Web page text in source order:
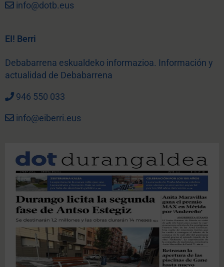
info@dotb.eus
EI! Berri
Debabarrena eskualdeko informazioa. Información y
actualidad de Debabarrena
946 550 033
info@eiberri.eus